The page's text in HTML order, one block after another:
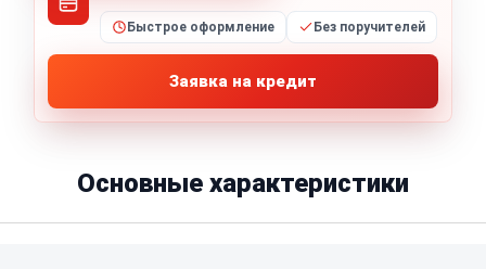
Быстрое оформление Без поручителей
Заявка на кредит
Основные характеристики